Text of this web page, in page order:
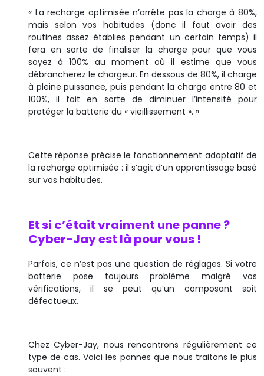
« La recharge optimisée n’arrête pas la charge à 80%,
mais selon vos habitudes (donc il faut avoir des
routines assez établies pendant un certain temps) il
fera en sorte de finaliser la charge pour que vous
soyez à 100% au moment où il estime que vous
débrancherez le chargeur. En dessous de 80%, il charge
à pleine puissance, puis pendant la charge entre 80 et
100%, il fait en sorte de diminuer l’intensité pour
protéger la batterie du « vieillissement ». »
Cette réponse précise le fonctionnement adaptatif de
la recharge optimisée : il s’agit d’un apprentissage basé
sur vos habitudes.
Et si c’était vraiment une panne ?
Cyber-Jay est là pour vous !
Parfois, ce n’est pas une question de réglages. Si votre
batterie pose toujours problème malgré vos
vérifications, il se peut qu’un composant soit
défectueux.
Chez Cyber-Jay, nous rencontrons régulièrement ce
type de cas. Voici les pannes que nous traitons le plus
souvent :